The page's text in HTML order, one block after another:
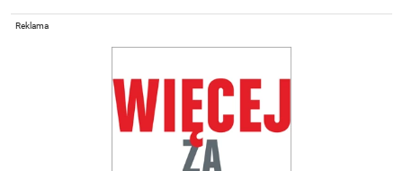
Reklama